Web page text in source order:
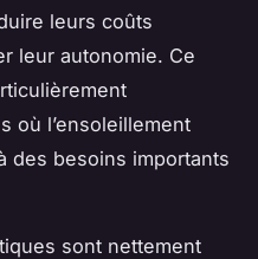
leurs coûts
leur autonomie. Ce
où l’ensoleillement
des besoins importants
sont nettement